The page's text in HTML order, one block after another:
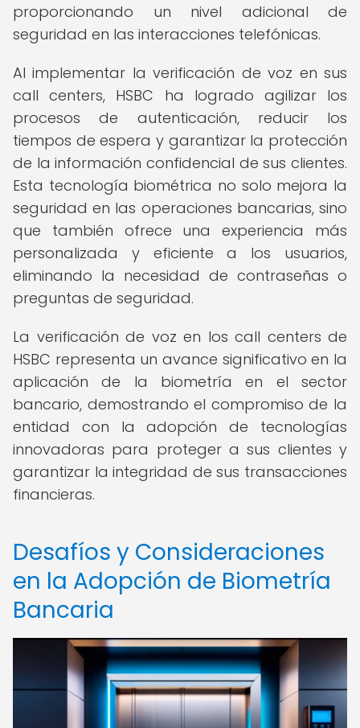
proporcionando un nivel adicional de
seguridad en las interacciones telefónicas.
Al implementar la verificación de voz en sus
call centers, HSBC ha logrado agilizar los
procesos de autenticación, reducir los
tiempos de espera y garantizar la protección
de la información confidencial de sus clientes.
Esta tecnología biométrica no solo mejora la
seguridad en las operaciones bancarias, sino
que también ofrece una experiencia más
personalizada y eficiente a los usuarios,
eliminando la necesidad de contraseñas o
preguntas de seguridad.
La verificación de voz en los call centers de
HSBC representa un avance significativo en la
aplicación de la biometría en el sector
bancario, demostrando el compromiso de la
entidad con la adopción de tecnologías
innovadoras para proteger a sus clientes y
garantizar la integridad de sus transacciones
financieras.
Desafíos y Consideraciones
en la Adopción de Biometría
Bancaria